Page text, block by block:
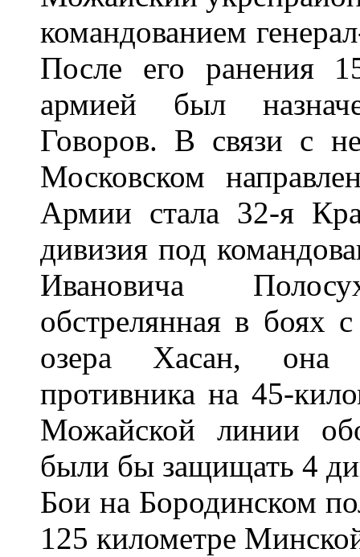
командованием
После его ранения
армией был
Говоров. В связи с
Московском
Армии стала 32-я
дивизия под
Ивановича
обстрелянная в боях
озера Хасан, она
противника на 45-
Можайской линии
были бы защищать 4
Бои на Бородинском
125 километре